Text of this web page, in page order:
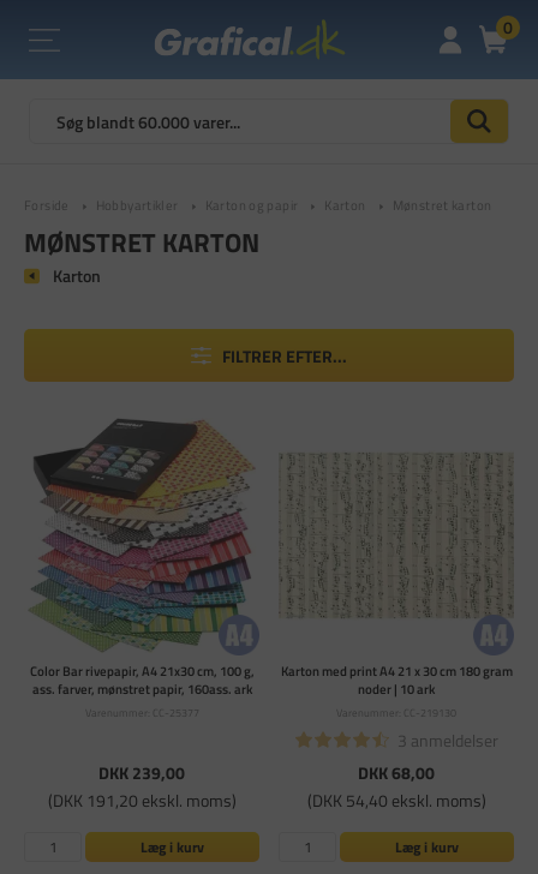
0
Forside Hobbyartikler Karton og papir Karton Mønstret karton
MØNSTRET KARTON
Karton
FILTRER EFTER...
Color Bar rivepapir, A4 21x30 cm, 100 g,
ass. farver, mønstret papir, 160ass. ark
Varenummer: CC-25377
DKK 239,00
(DKK 191,20 ekskl. moms)
Læg i kurv
Karton med print A4 21 x 30 cm 180 gram
noder | 10 ark
Varenummer: CC-219130
3 anmeldelser
DKK 68,00
(DKK 54,40 ekskl. moms)
Læg i kurv